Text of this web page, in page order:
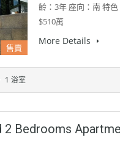
售賣
齡：3年 座向：南 特
$510萬
More Details
1 浴室
2 Bedrooms